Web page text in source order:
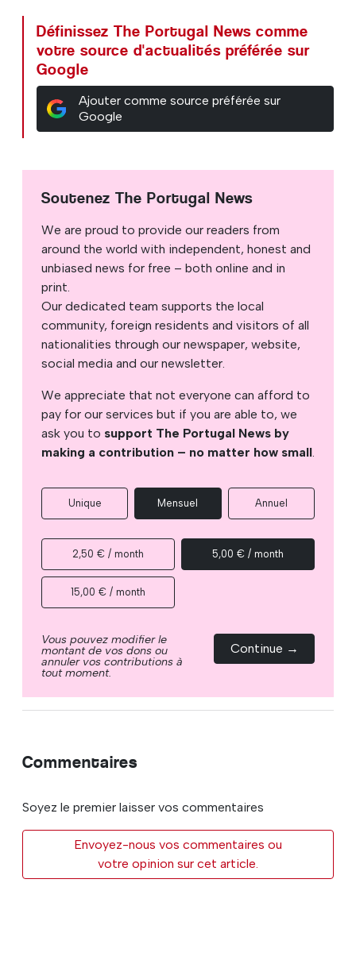
Définissez The Portugal News comme
votre source d'actualités préférée sur
Google
Ajouter comme source préférée sur
Google
Soutenez The Portugal News
We are proud to provide our readers from
around the world with independent, honest and
unbiased news for free – both online and in
print.
Our dedicated team supports the local
community, foreign residents and visitors of all
nationalities through our newspaper, website,
social media and our newsletter.
We appreciate that not everyone can afford to
pay for our services but if you are able to, we
ask you to support The Portugal News by
making a contribution – no matter how small
Unique Mensuel Annuel
2,50 € / month 5,00 € / month
15,00 € / month
Vous pouvez modifier le
montant de vos dons ou
annuler vos contributions à
tout moment.
Continue →
Commentaires
Soyez le premier laisser vos commentaires
Envoyez-nous vos commentaires ou
votre opinion sur cet article.